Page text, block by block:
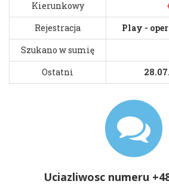
Kierunkowy
Rejestracja
Play -
Szukano w sumię
Ostatni
Uciazliwosc numeru